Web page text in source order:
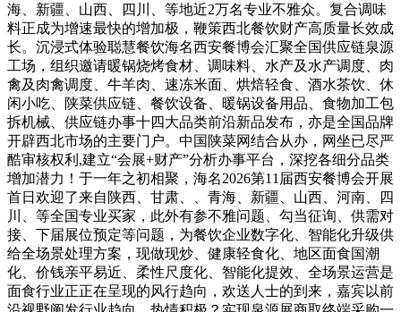
海、新疆、山西、四川、等地近2万名专业不雅众。复合调味
料正成为增速最快的增加极，鞭策西北餐饮财产高质量长效成
长。沉浸式体验聪慧餐饮海名西安餐博会汇聚全国供应链泉源
工场，组织邀请暖锅烧烤食材、调味料、水产及水产调度、肉
禽及肉禽调度、牛羊肉、速冻米面、烘焙轻食、酒水茶饮、休
闲小吃、陕菜供应链、餐饮设备、暖锅设备用品、食物加工包
拆机械、供应链办事十四大品类前沿新品发布，亦是全国品牌
开辟西北市场的主要门户。中国陕菜网结合从办，网坐已尽严
酷审核权利,建立“会展+财产”分析办事平台，深挖各细分品类
增加潜力！于一年之初相聚，海名2026第11届西安餐博会开展
首日欢迎了来自陕西、甘肃、、青海、新疆、山西、河南、四
川、等全国专业买家，此外有参不雅问题、勾当征询、供需对
接、下届展位预定等问题，为餐饮企业数字化、智能化升级供
给全场景处理方案，现做现炒、健康轻食化、地区面食国潮
化、价钱亲平易近、柔性尺度化、智能化提效、全场景运营是
面食行业正正在呈现的风行趋向，欢送人士的到来，嘉宾以前